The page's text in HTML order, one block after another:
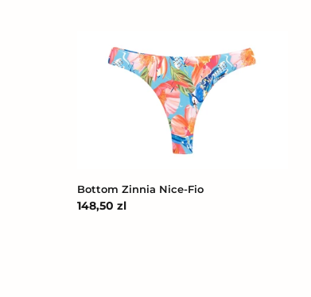
Zinnia
Bottom Zinnia Nice-Fio
Cena
148,50 zl